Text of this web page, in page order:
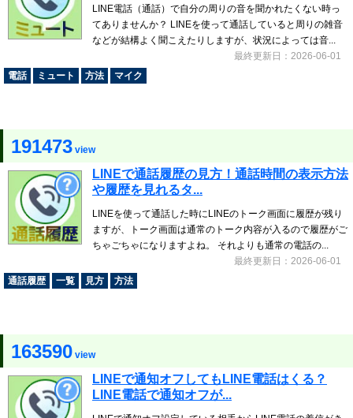
LINE電話（通話）で自分の周りの音を聞かれたくない時っ
てありませんか？ LINEを使って通話していると周りの雑音
などが結構よく聞こえたりしますが、状況によっては音...
最終更新日：2026-06-01
電話
ミュート 方法 マイク
191473 view
LINEで通話履歴の見方！通話時間の表示方法
や履歴を見れるタ...
LINEを使って通話した時にLINEのトーク画面に履歴が残り
ますが、トーク画面は通常のトーク内容が入るので履歴がご
ちゃごちゃになりますよね。 それよりも通常の電話の...
最終更新日：2026-06-01
通話履歴
一覧 見方 方法
163590 view
LINEで通知オフしてもLINE電話はくる？
LINE電話で通知オフが...